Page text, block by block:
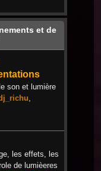
et de
son et lumière
les effets, les
de lumièeres